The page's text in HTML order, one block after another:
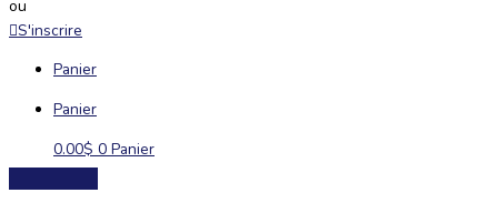
ou
S'inscrire
Panier
Panier
0.00$ 0 Panier